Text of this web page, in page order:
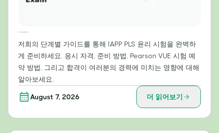
저희의 단계별 가이드를 통해 IAPP PLS 윤리 시험을 완벽하
게 준비하세요. 응시 자격, 준비 방법, Pearson VUE 시험 예
약 방법, 그리고 합격이 여러분의 경력에 미치는 영향에 대해
알아보세요.
August 7, 2026 더 읽어보기